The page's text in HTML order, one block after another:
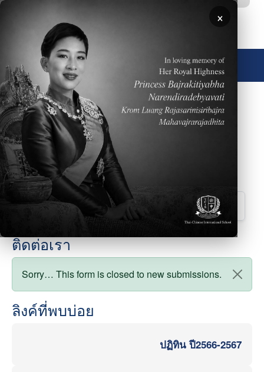
ข้ามไปยังเนื้อหาหลัก
🌐 ประเทศไทย
Please clickHEREto read the Weekly Parent
Newsletter dated November 9, 2025
Downloads
Parent Newsletter Week #13 (1)_0.pdf
ติดต่อเรา
สถานะข้อความ
Sorry… This form is closed to new submissions.
ลิงค์ที่พบบ่อย
ปฏิทิน ปี2566-2567
×